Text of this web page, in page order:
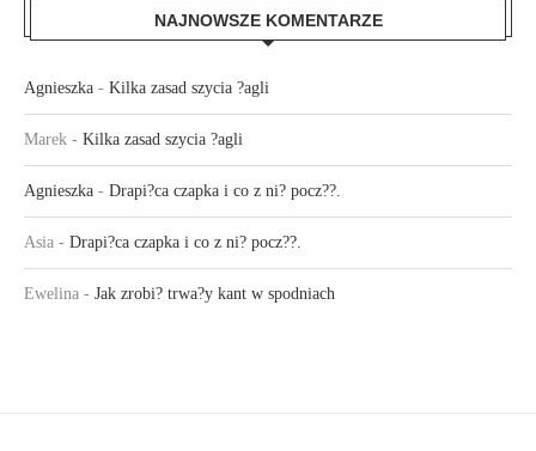
NAJNOWSZE KOMENTARZE
Agnieszka - Kilka zasad szycia ?agli
Marek - Kilka zasad szycia ?agli
Agnieszka - Drapi?ca czapka i co z ni? pocz??.
Asia - Drapi?ca czapka i co z ni? pocz??.
Ewelina - Jak zrobi? trwa?y kant w spodniach